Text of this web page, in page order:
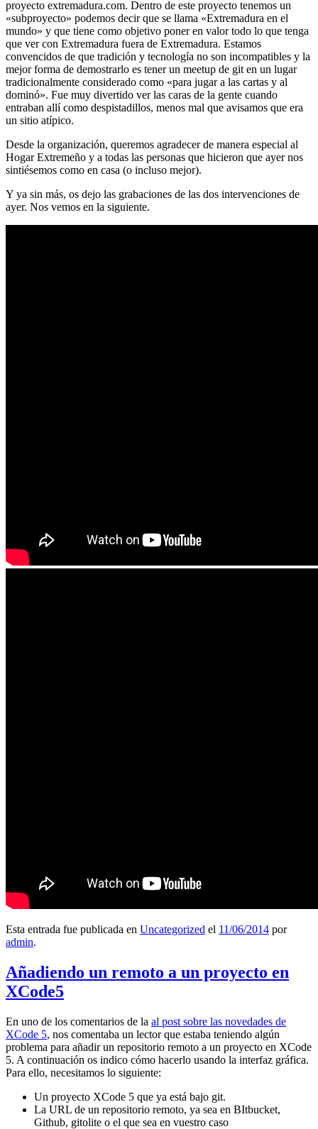
proyecto extremadura.com. Dentro de este proyecto tenemos un
«subproyecto» podemos decir que se llama «Extremadura en el
mundo» y que tiene como objetivo poner en valor todo lo que tenga
que ver con Extremadura fuera de Extremadura. Estamos
convencidos de que tradición y tecnología no son incompatibles y la
mejor forma de demostrarlo es tener un meetup de git en un lugar
tradicionalmente considerado como «para jugar a las cartas y al
dominó». Fue muy divertido ver las caras de la gente cuando
entraban allí como despistadillos, menos mal que avisamos que era
un sitio atípico.
Desde la organización, queremos agradecer de manera especial al
Hogar Extremeño y a todas las personas que hicieron que ayer nos
sintiésemos como en casa (o incluso mejor).
Y ya sin más, os dejo las grabaciones de las dos intervenciones de
ayer. Nos vemos en la siguiente.
Esta entrada fue publicada en Uncategorized el 11/06/2014 por
admin.
Añadiendo un remoto a un proyecto en
XCode5
En uno de los comentarios de la al post sobre las novedades de
XCode 5, nos comentaba un lector que estaba teniendo algún
problema para añadir un repositorio remoto a un proyecto en XCode
5. A continuación os indico cómo hacerlo usando la interfaz gráfica.
Para ello, necesitamos lo siguiente:
Un proyecto XCode 5 que ya está bajo git.
La URL de un repositorio remoto, ya sea en BItbucket,
Github, gitolite o el que sea en vuestro caso